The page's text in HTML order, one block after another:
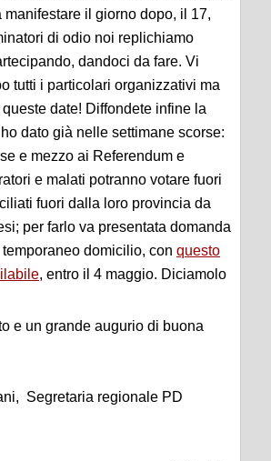
manifestare il giorno dopo, il 17,
di odio noi replichiamo
dandoci da fare. Vi
tutti i particolari organizzativi ma
date! Diffondete infine la
dato già nelle settimane scorse:
e mezzo ai Referendum e
e malati potranno votare fuori
fuori dalla loro provincia da
per farlo va presentata domanda
domicilio, con questo
, entro il 4 maggio. Diciamolo
e un grande augurio di buona
Segretaria regionale PD